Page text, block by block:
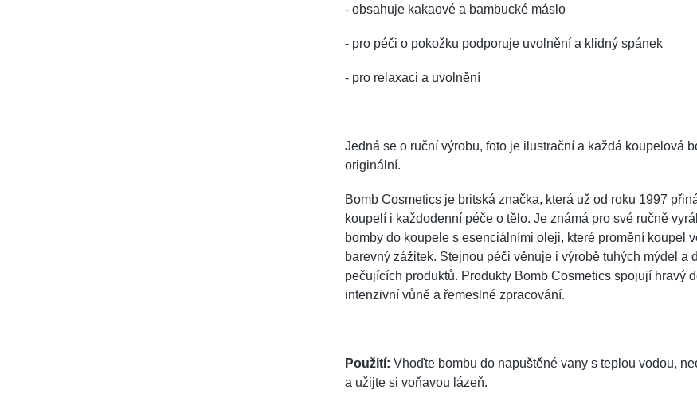
- obsahuje kakaové a bambucké máslo
- pro péči o pokožku podporuje uvolnění a klidný spánek
- pro relaxaci a uvolnění
Jedná se o ruční výrobu, foto je ilustrační a každá koupelová
originální.
Bomb Cosmetics je britská značka, která už od roku 1997
koupelí i každodenní péče o tělo. Je známá pro své ručně
bomby do koupele s esenciálními oleji, které promění koupel
barevný zážitek. Stejnou péči věnuje i výrobě tuhých mýdel a
pečujících produktů. Produkty Bomb Cosmetics spojují hravý
intenzivní vůně a řemeslné zpracování.
Použití: Vhoďte bombu do napuštěné vany s teplou vodou,
a užijte si voňavou lázeň.